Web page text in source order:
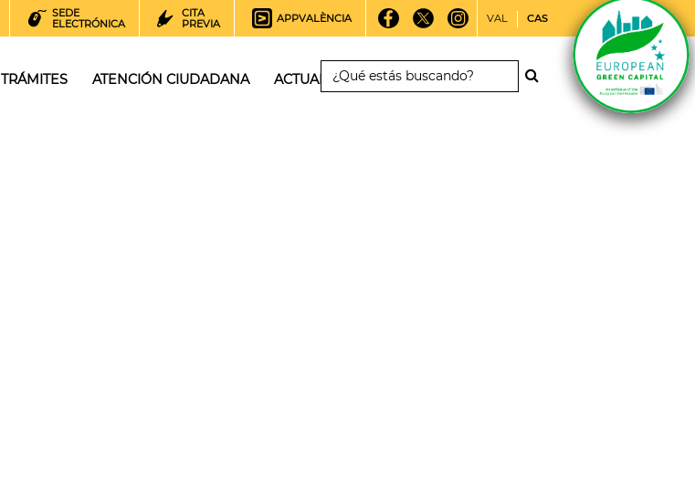
SEDE
ELECTRÓNICA
CITA
PREVIA
APPVALÈNCIA VAL CAS
TRÁMITES ATENCIÓN CIUDADANA ACTUALIDAD